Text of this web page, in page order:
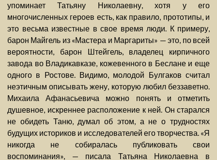
упоминает Татьяну Николаевну, хотя у его
многочисленных героев есть, как правило, прототипы, и
это весьма известные в свое время люди. К примеру,
барон Майгель из «Мастера и Маргариты» — это, по всей
вероятности, барон Штейгель, владелец кирпичного
завода во Владикавказе, кожевенного в Беслане и еще
одного в Ростове. Видимо, молодой Булгаков считал
неэтичным описывать жену, которую любил беззаветно.
Михаила Афанасьевича можно понять и отметить
душевное, искреннее расположение к ней. Он старался
не обидеть Таню, думал об этом, а не о трудностях
будущих историков и исследователей его творчества. «Я
никогда не собиралась публиковать свои
воспоминания», — писала Татьяна Николаевна в